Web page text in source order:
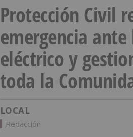
Protección Civil
emergencia
eléctrico y
toda la
LOCAL
Redacción